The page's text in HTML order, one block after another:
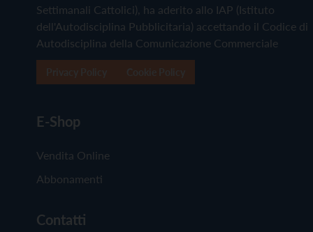
Settimanali Cattolici), ha aderito allo IAP (Istituto
dell'Autodisciplina Pubblicitaria) accettando il Codice di
Autodisciplina della Comunicazione Commerciale
E-Shop
Vendita Online
Abbonamenti
Contatti